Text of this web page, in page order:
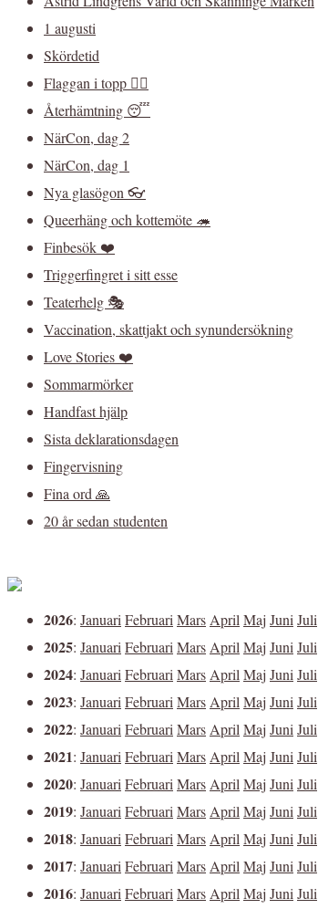
1 augusti
Skördetid
Flaggan i topp 🏳️‍🌈
Återhämtning 😴
NärCon, dag 2
NärCon, dag 1
Nya glasögon 👓
Queerhäng och kottemöte 🦔
Finbesök ❤️
Triggerfingret i sitt esse
Teaterhelg 🎭
Vaccination, skattjakt och synundersökning
Love Stories ❤️
Sommarmörker
Handfast hjälp
Sista deklarationsdagen
Fingervisning
Fina ord 🙏
20 år sedan studenten
2026: JanuariFebruariMarsAprilMaj JuniJuli
2025: JanuariFebruariMarsAprilMaj JuniJuli
2024: JanuariFebruariMarsAprilMaj JuniJuli
2023: JanuariFebruariMarsAprilMaj JuniJuli
2022: JanuariFebruariMarsAprilMaj JuniJuli
2021: JanuariFebruariMarsAprilMaj JuniJuli
2020: JanuariFebruariMarsAprilMaj JuniJuli
2019: JanuariFebruariMarsAprilMaj JuniJuli
2018: JanuariFebruariMarsAprilMaj JuniJuli
2017: JanuariFebruariMarsAprilMaj JuniJuli
2016: JanuariFebruariMarsAprilMaj JuniJuli